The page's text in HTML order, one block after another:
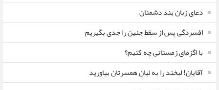
دعای زبان بند دشمنان
افسردگی پس از سقط جنین را جدی بگیریم
با اگزمای زمستانی چه کنیم؟
آقایان! لبخند را به لبان همسرتان بیاورید